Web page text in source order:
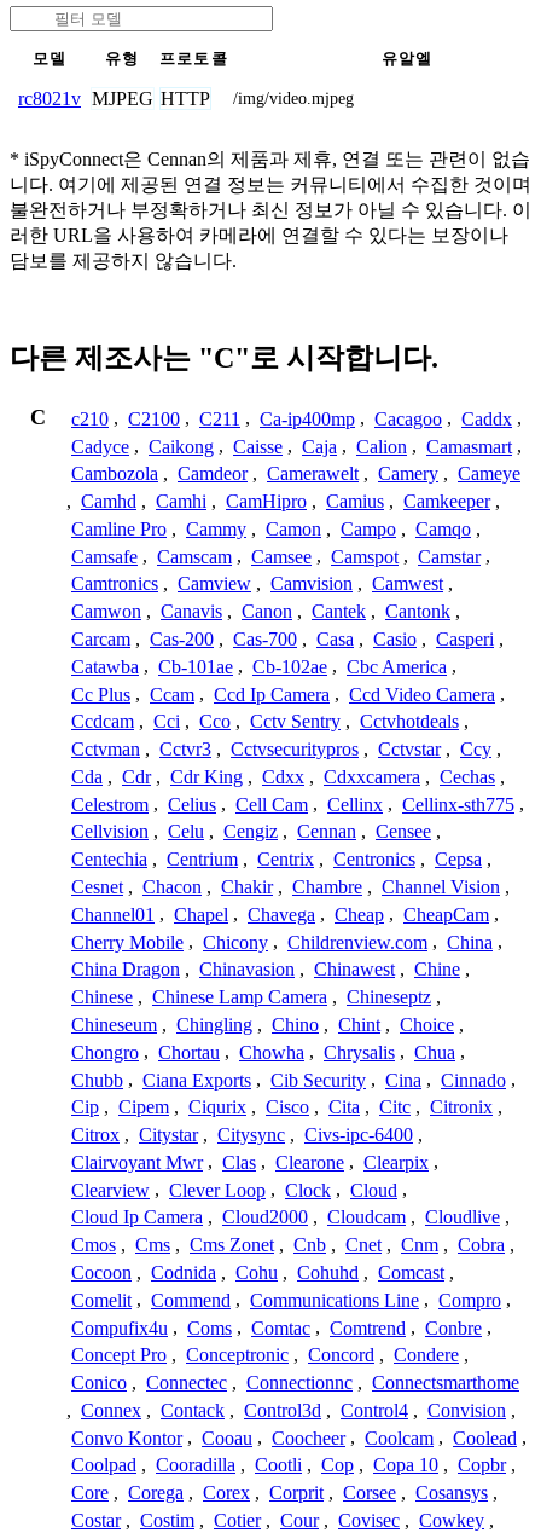
모델 유형 프로토콜 유알엘
rc8021v MJPEG HTTP /img/video.mjpeg
* iSpyConnect은 Cennan의 제품과 제휴, 연결 또는 관련이 없습
니다. 여기에 제공된 연결 정보는 커뮤니티에서 수집한 것이며
불완전하거나 부정확하거나 최신 정보가 아닐 수 있습니다. 이
러한 URL을 사용하여 카메라에 연결할 수 있다는 보장이나
담보를 제공하지 않습니다.
다른 제조사는 "C"로 시작합니다.
C c210 , C2100 , C211 , Ca-ip400mp , Cacagoo , Caddx ,
Cadyce , Caikong , Caisse , Caja , Calion , Camasmart ,
Cambozola , Camdeor , Camerawelt , Camery , Cameye
, Camhd , Camhi , CamHipro , Camius , Camkeeper ,
Camline Pro , Cammy , Camon , Campo , Camqo ,
Camsafe , Camscam , Camsee , Camspot , Camstar ,
Camtronics , Camview , Camvision , Camwest ,
Camwon , Canavis , Canon , Cantek , Cantonk ,
Carcam , Cas-200 , Cas-700 , Casa , Casio , Casperi ,
Catawba , Cb-101ae , Cb-102ae , Cbc America ,
Cc Plus , Ccam , Ccd Ip Camera , Ccd Video Camera ,
Ccdcam , Cci , Cco , Cctv Sentry , Cctvhotdeals ,
Cctvman , Cctvr3 , Cctvsecuritypros , Cctvstar , Ccy ,
Cda , Cdr , Cdr King , Cdxx , Cdxxcamera , Cechas ,
Celestrom , Celius , Cell Cam , Cellinx , Cellinx-sth775 ,
Cellvision , Celu , Cengiz , Cennan , Censee ,
Centechia , Centrium , Centrix , Centronics , Cepsa ,
Cesnet , Chacon , Chakir , Chambre , Channel Vision ,
Channel01 , Chapel , Chavega , Cheap , CheapCam ,
Cherry Mobile , Chicony , Childrenview.com , China ,
China Dragon , Chinavasion , Chinawest , Chine ,
Chinese , Chinese Lamp Camera , Chineseptz ,
Chineseum , Chingling , Chino , Chint , Choice ,
Chongro , Chortau , Chowha , Chrysalis , Chua ,
Chubb , Ciana Exports , Cib Security , Cina , Cinnado ,
Cip , Cipem , Ciqurix , Cisco , Cita , Citc , Citronix ,
Citrox , Citystar , Citysync , Civs-ipc-6400 ,
Clairvoyant Mwr , Clas , Clearone , Clearpix ,
Clearview , Clever Loop , Clock , Cloud ,
Cloud Ip Camera , Cloud2000 , Cloudcam , Cloudlive ,
Cmos , Cms , Cms Zonet , Cnb , Cnet , Cnm , Cobra ,
Cocoon , Codnida , Cohu , Cohuhd , Comcast ,
Comelit , Commend , Communications Line , Compro ,
Compufix4u , Coms , Comtac , Comtrend , Conbre ,
Concept Pro , Conceptronic , Concord , Condere ,
Conico , Connectec , Connectionnc , Connectsmarthome
, Connex , Contack , Control3d , Control4 , Convision ,
Convo Kontor , Cooau , Coocheer , Coolcam , Coolead ,
Coolpad , Cooradilla , Cootli , Cop , Copa 10 , Copbr ,
Core , Corega , Corex , Corprit , Corsee , Cosansys ,
Costar , Costim , Cotier , Cour , Covisec , Cowkey ,